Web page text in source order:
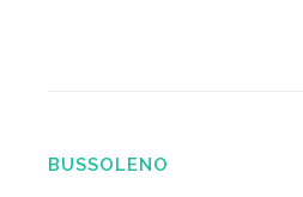
BUSSOLENO